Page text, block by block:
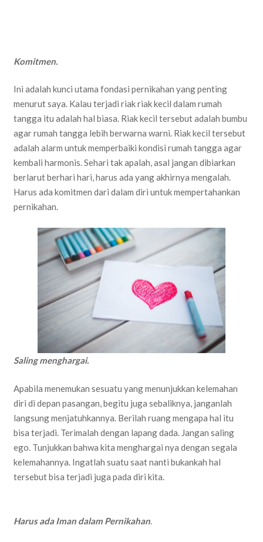
Komitmen.
Ini adalah kunci utama fondasi pernikahan yang penting
menurut saya. Kalau terjadi riak riak kecil dalam rumah
tangga itu adalah hal biasa. Riak kecil tersebut adalah bumbu
agar rumah tangga lebih berwarna warni. Riak kecil tersebut
adalah alarm untuk memperbaiki kondisi rumah tangga agar
kembali harmonis. Sehari tak apalah, asal jangan dibiarkan
berlarut berhari hari, harus ada yang akhirnya mengalah.
Harus ada komitmen dari dalam diri untuk mempertahankan
pernikahan.
Saling menghargai.
Apabila menemukan sesuatu yang menunjukkan kelemahan
diri di depan pasangan, begitu juga sebaliknya, janganlah
langsung menjatuhkannya. Berilah ruang mengapa hal itu
bisa terjadi. Terimalah dengan lapang dada. Jangan saling
ego. Tunjukkan bahwa kita menghargai nya dengan segala
kelemahannya. Ingatlah suatu saat nanti bukankah hal
tersebut bisa terjadi juga pada diri kita.
Harus ada Iman dalam Pernikahan.